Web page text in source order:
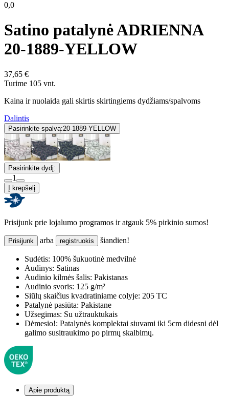
0,0
Satino patalynė ADRIENNA
20-1889-YELLOW
37,65 €
Turime 105 vnt.
Kaina ir nuolaida gali skirtis skirtingiems dydžiams/spalvoms
Dalintis
Pasirinkite spalvą:20-1889-YELLOW
Pasirinkite dydį:
1
Į krepšelį
Prisijunk prie lojalumo programos ir atgauk 5% pirkinio sumos!
Prisijunk arba registruokis šiandien!
Sudėtis: 100% šukuotinė medvilnė
Audinys: Satinas
Audinio kilmės šalis: Pakistanas
Audinio svoris: 125 g/m²
Siūlų skaičius kvadratiniame colyje: 205 TC
Patalynė pasiūta: Pakistane
Užsegimas: Su užtrauktukais
Dėmesio!: Patalynės komplektai siuvami iki 5cm didesni dėl
galimo susitraukimo po pirmų skalbimų.
Apie produktą